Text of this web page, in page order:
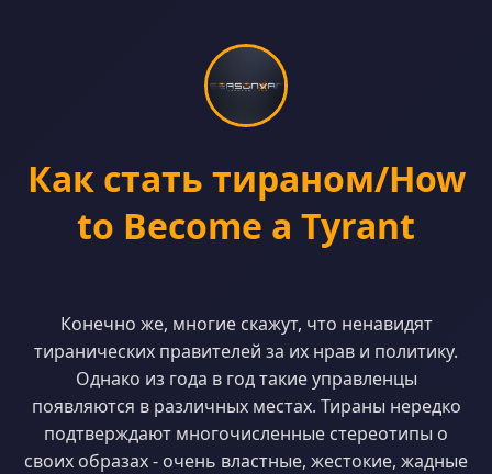
Как стать тираном/How
to Become a Tyrant
Конечно же, многие скажут, что ненавидят
тиранических правителей за их нрав и политику.
Однако из года в год такие управленцы
появляются в различных местах. Тираны нередко
подтверждают многочисленные стереотипы о
своих образах - очень властные, жестокие, жадные